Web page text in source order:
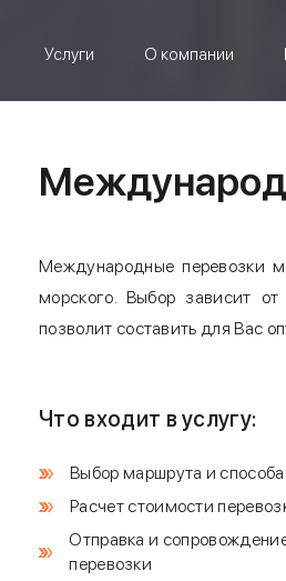
Услуги О компании
Международные перевозки
морского. Выбор зависит
позволит составить для Вас
Что входит в услугу:
Выбор маршрута и
Расчет стоимости
Отправка и
перевозки